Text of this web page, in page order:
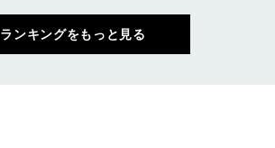
ランキングをもっと見る